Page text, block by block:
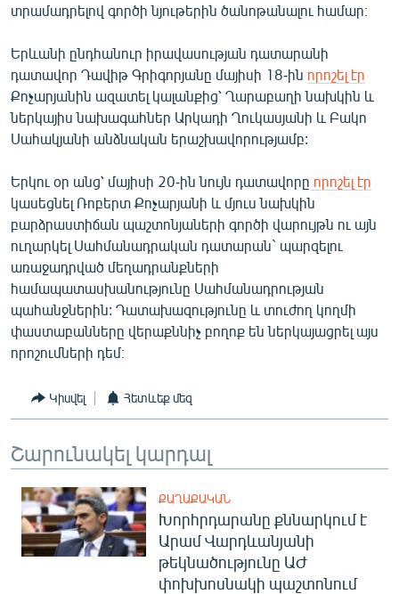
ՀԵՏԵՎԵՔ ՄԵԶ
«Ազատության» բոլոր կայքերը
տրամադրելով գործի նյութերին ծանոթանալու համար։
Երևանի ընդհանուր իրավասության դատարանի
դատավոր Դավիթ Գրիգորյանը մայիսի 18-ին որոշել էր
Քոչարյանին ազատել կալանքից՝ Ղարաբաղի նախկին և
ներկայիս նախագահներ Արկադի Ղուկասյանի և Բակո
Սահակյանի անձնական երաշխավորությամբ:
Երկու օր անց՝ մայիսի 20-ին նույն դատավորը որոշել էր
կասեցնել Ռոբերտ Քոչարյանի և մյուս նախկին
բարձրաստիճան պաշտոնյաների գործի վարույթն ու այն
ուղարկել Սահմանադրական դատարան` պարզելու
առաջադրված մեղադրանքների
համապատասխանությունը Սահմանադրության
պահանջներին: Դատախազությունը և տուժող կողմի
փաստաբանները վերաքննիչ բողոք են ներկայացրել այս
որոշումների դեմ։
Կիսվել Հետևեք մեզ
Շարունակել կարդալ
ՔԱՂԱՔԱԿԱՆ
Խորհրդարանը քննարկում է
Արամ Վարդևանյանի
թեկնածությունը ԱԺ
փոխխոսնակի պաշտոնում